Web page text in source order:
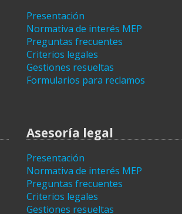
Presentación
Normativa de interés MEP
Preguntas frecuentes
Criterios legales
Gestiones resueltas
Formularios para reclamos
Asesoría legal
Presentación
Normativa de interés MEP
Preguntas frecuentes
Criterios legales
Gestiones resueltas